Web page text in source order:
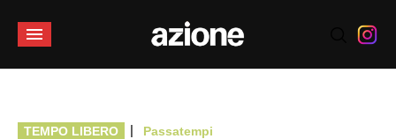
TEMPO LIBERO | Passatempi